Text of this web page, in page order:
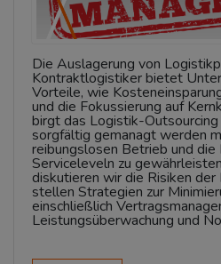
Die Auslagerung von
Kontraktlogistiker bietet
Vorteile, wie
und die Fokussierung auf
birgt das Logistik-Outsourcing
sorgfältig gemanagt werden
reibungslosen Betrieb und die
Serviceleveln zu
diskutieren wir die Risiken
stellen Strategien zur
einschließlich
Leistungsüberwachung und